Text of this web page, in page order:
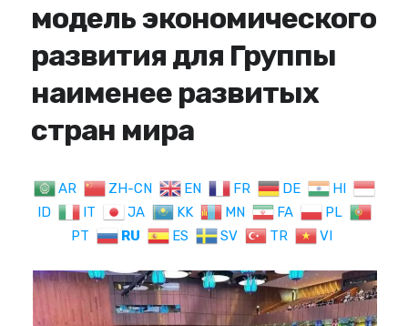
модель экономического
развития для Группы
наименее развитых
стран мира
AR ZH-CN EN FR DE
HI
ID
IT JA KK MN FA
PL
PT
RU ES SV TR VI